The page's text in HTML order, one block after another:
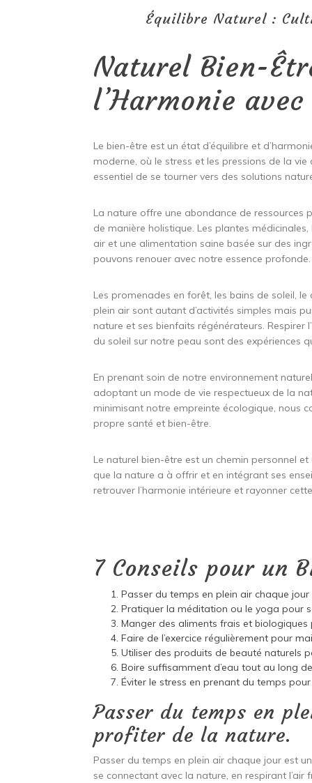
Équilibre Naturel :
Naturel Bien-
l’Harmonie
Le bien-être est un état d’équilibre et
moderne, où le stress et les pressions de la
essentiel de se tourner vers des solutions
La nature offre une abondance de ressources
de manière holistique. Les plantes
air et une alimentation saine basée sur des
pouvons renouer avec notre essence profonde.
Les promenades en forêt, les bains de soleil,
plein air sont autant d’activités simples mais
nature et ses bienfaits régénérateurs. Respirer
du soleil sur notre peau sont des expériences
En prenant soin de notre environnement
adoptant un mode de vie respectueux de la
minimisant notre empreinte écologique, nous
propre santé et bien-être.
Le naturel bien-être est un chemin personnel
que la nature a à offrir et en intégrant ses
retrouver l’harmonie intérieure et rayonner
7 Conseils pour un
Passer du temps en plein air chaque
Pratiquer la méditation ou le yoga pour
Manger des aliments frais et
Faire de l’exercice régulièrement pour
Utiliser des produits de beauté naturels
Boire suffisamment d’eau tout au long
Éviter le stress en prenant du temps
Passer du temps en
profiter de la nature.
Passer du temps en plein air chaque jour est
se connectant avec la nature, en respirant